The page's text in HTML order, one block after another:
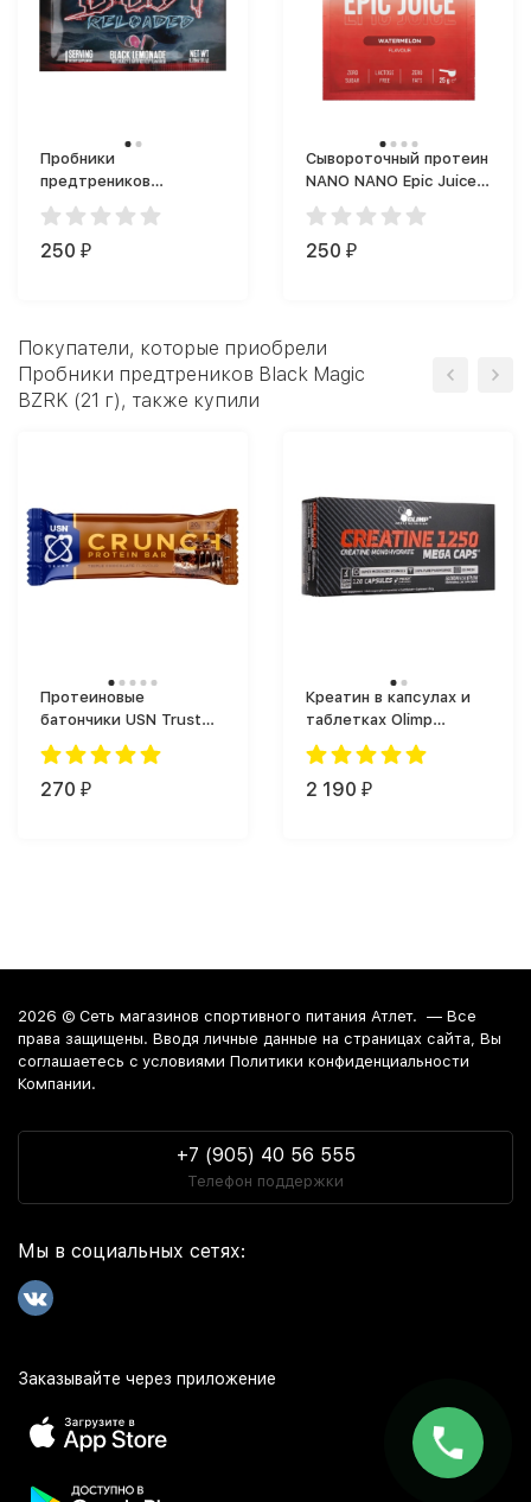
Пробники
предтреников
Blackstone Labs Dust
Reloaded (11 г)
250 ₽
Сывороточный протеин
NANO NANO Epic Juice
(пищевой порошок)
25g. (25 г)
250 ₽
Покупатели, которые приобрели
Пробники предтреников Black Magic
BZRK (21 г), также купили
Протеиновые
батончики USN Trust
Crunch Protein Bar (60
г)
270 ₽
Креатин в капсулах и
таблетках Olimp
Creatine Mega Caps
(120 капс.)
2 190 ₽
2026 © Сеть магазинов спортивного питания Атлет. — Все
права защищены. Вводя личные данные на страницах сайта, Вы
соглашаетесь c условиями Политики конфиденциальности
Компании.
+7 (905) 40 56 555
Телефон поддержки
Мы в социальных сетях:
Заказывайте через приложение